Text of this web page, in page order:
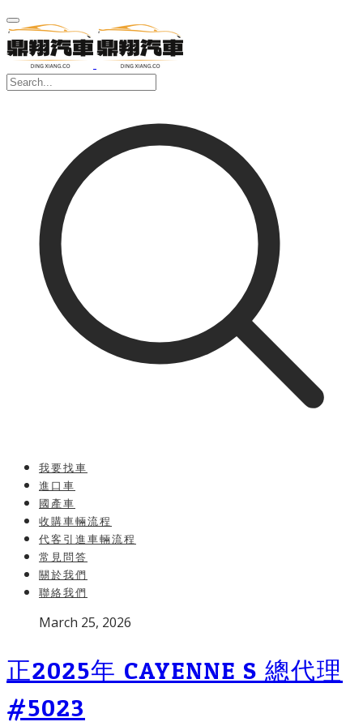
我要找車
進口車
國產車
收購車輛流程
代客引進車輛流程
常見問答
關於我們
聯絡我們
b
l
s
March 25, 2026
正2025年 CAYENNE S 總代理
#5023